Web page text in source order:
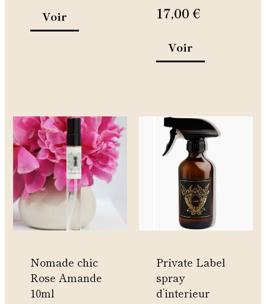
Voir 17,00 €
Voir
Nomade chic
Rose Amande
10ml
Ce
produit
a
plusieurs
variations.
Les
options
peuvent
choisies
sur
Private Label
spray
d’interieur